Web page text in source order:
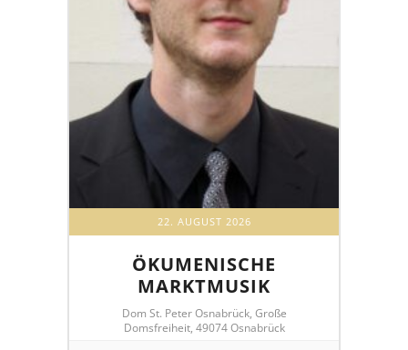
22. AUGUST 2026
ÖKUMENISCHE
MARKTMUSIK
Dom St. Peter Osnabrück, Große
Domsfreiheit, 49074 Osnabrück